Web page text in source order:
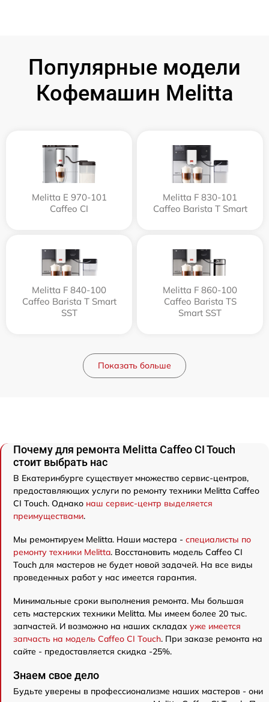
Популярные модели
Кофемашин Melitta
Melitta Е 970-101
Caffeo CI
Melitta F 830-101
Caffeo Barista T Smart
Melitta F 840-100
Caffeo Barista T Smart
SST
Melitta F 860-100
Caffeo Barista TS
Smart SST
Показать больше
Почему для ремонта Melitta Caffeo CI Touch
стоит выбрать нас
В Екатеринбурге существует множество сервис-центров,
предоставляющих услуги по ремонту техники Melitta Caffeo
CI Touch. Однако наш сервис-центр выделяется
преимуществами.
Мы ремонтируем Melitta. Наши мастера - специалисты по
ремонту техники Melitta. Восстановить модель Caffeo CI
Touch для мастеров не будет новой задачей. На все виды
проведенных работ у нас имеется гарантия.
Минимальные сроки выполнения ремонта. Мы большая
сеть мастерских техники Melitta. Мы имеем более 20 тыс.
запчастей. И возможно на наших складах уже имеется
запчасть на модель Caffeo CI Touch. При заказе ремонта на
сайте - предоставляется скидка -25%.
Знаем свое дело
Будьте уверены в профессионализме наших мастеров - они